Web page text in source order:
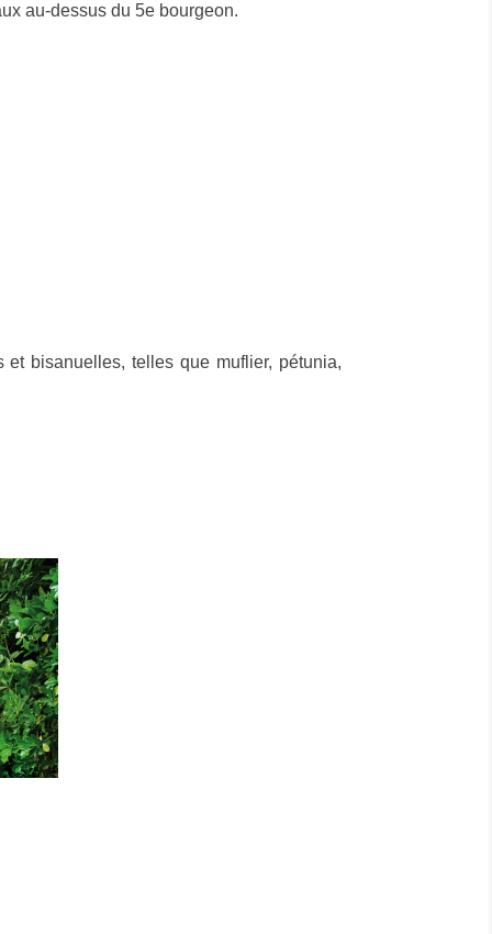
au-dessus du 5e bourgeon.
bisanuelles, telles que muflier, pétunia,